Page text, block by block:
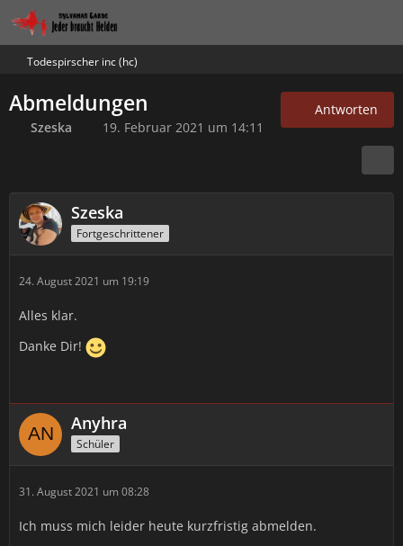
Todespirscher inc (hc)
Abmeldungen
Szeska 19. Februar 2021 um 14:11
Antworten
Szeska
Fortgeschrittener
24. August 2021 um 19:19
Alles klar.
Danke Dir!
Anyhra
Schüler
31. August 2021 um 08:28
Ich muss mich leider heute kurzfristig abmelden.